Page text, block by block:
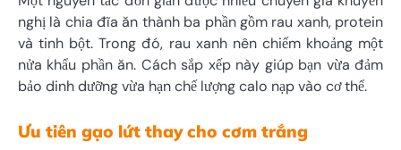
nghị là chia đĩa ăn thành ba phần gồm rau xanh, protein
và tinh bột. Trong đó, rau xanh nên chiếm khoảng một
nửa khẩu phần ăn. Cách sắp xếp này giúp bạn vừa đảm
bảo dinh dưỡng vừa hạn chế lượng calo nạp vào cơ thể.
Ưu tiên gạo lứt thay cho cơm trắng